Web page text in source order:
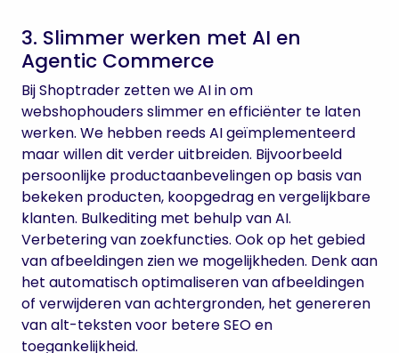
3. Slimmer werken met AI en
Agentic Commerce
Bij Shoptrader zetten we AI in om
webshophouders slimmer en efficiënter te laten
werken. We hebben reeds AI geïmplementeerd
maar willen dit verder uitbreiden. Bijvoorbeeld
persoonlijke productaanbevelingen op basis van
bekeken producten, koopgedrag en vergelijkbare
klanten. Bulkediting met behulp van AI.
Verbetering van zoekfuncties. Ook op het gebied
van afbeeldingen zien we mogelijkheden. Denk aan
het automatisch optimaliseren van afbeeldingen
of verwijderen van achtergronden, het genereren
van alt-teksten voor betere SEO en
toegankelijkheid.